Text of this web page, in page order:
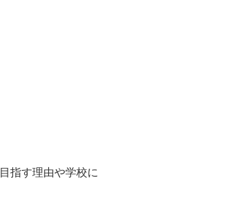
指す理由や学校に